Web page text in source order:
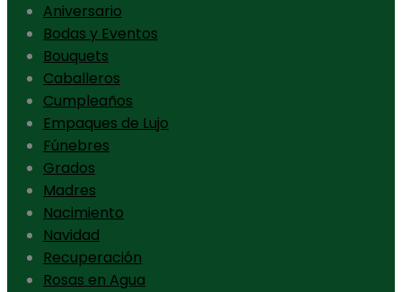
Aniversario
Bodas y Eventos
Bouquets
Caballeros
Cumpleaños
Empaques de Lujo
Fúnebres
Grados
Madres
Nacimiento
Navidad
Recuperación
Rosas en Agua